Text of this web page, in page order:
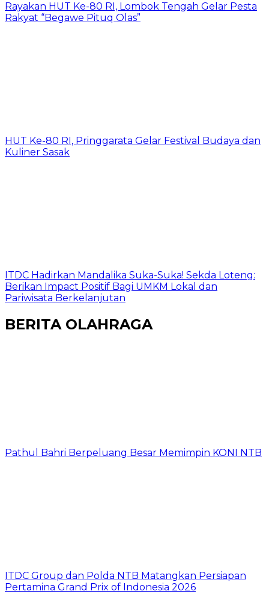
Rayakan HUT Ke-80 RI, Lombok Tengah Gelar Pesta
Rakyat “Begawe Pituq Olas”
HUT Ke-80 RI, Pringgarata Gelar Festival Budaya dan
Kuliner Sasak
ITDC Hadirkan Mandalika Suka-Suka! Sekda Loteng:
Berikan Impact Positif Bagi UMKM Lokal dan
Pariwisata Berkelanjutan
BERITA OLAHRAGA
Pathul Bahri Berpeluang Besar Memimpin KONI NTB
ITDC Group dan Polda NTB Matangkan Persiapan
Pertamina Grand Prix of Indonesia 2026